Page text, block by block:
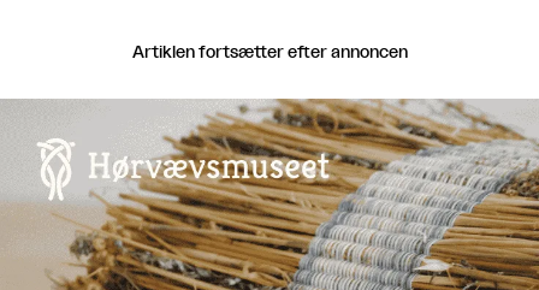
Artiklen fortsætter efter annoncen